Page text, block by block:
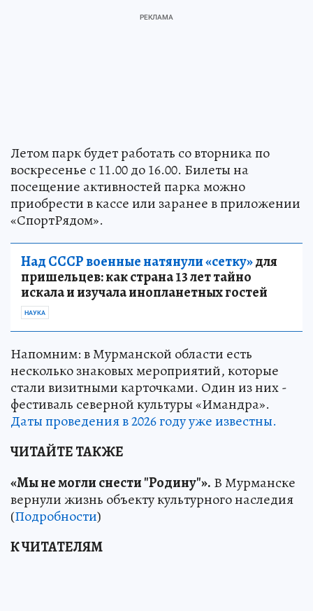
Летом парк будет работать со вторника по
воскресенье с 11.00 до 16.00. Билеты на
посещение активностей парка можно
приобрести в кассе или заранее в приложении
«СпортРядом».
Над СССР военные натянули «сетку»для
пришельцев: как страна 13 лет тайно
искала и изучала инопланетных гостей
НАУКА
Напомним: в Мурманской области есть
несколько знаковых мероприятий, которые
стали визитными карточками. Один из них -
фестиваль северной культуры «Имандра».
Даты проведения в 2026 году уже известны.
ЧИТАЙТЕ ТАКЖЕ
«Мы не могли снести "Родину"». В Мурманске
вернули жизнь объекту культурного наследия
(Подробности)
К ЧИТАТЕЛЯМ